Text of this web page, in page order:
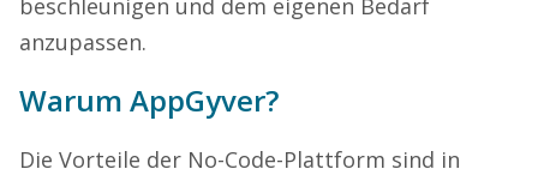
beschleunigen und dem eigenen Bedarf
anzupassen.
Warum AppGyver?
Die Vorteile der No-Code-Plattform sind in